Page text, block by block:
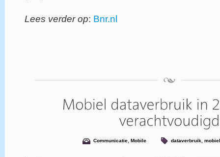
Lees verder op: Bnr.nl
Communicatie, Mobile dataverbruik, mobiel